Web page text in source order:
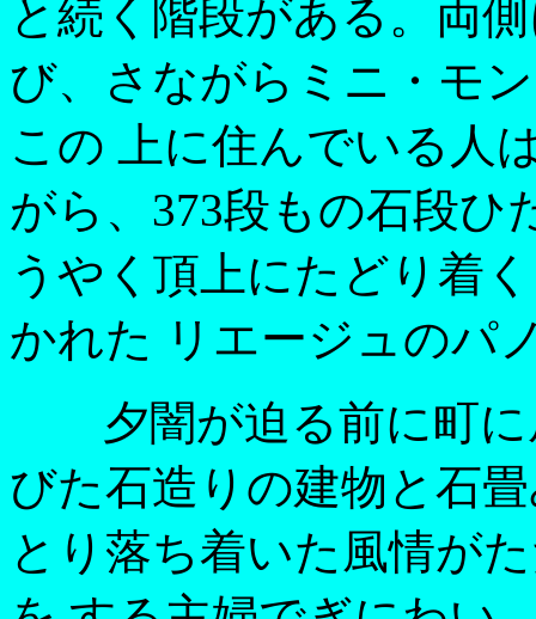
と続く階段がある。両
び、さながらミニ・モ
この 上に住んでいる人
がら、373段もの石段ひ
うやく頂上にたどり着
かれた リエージュのパ
夕闇が迫る前に町に
びた石造りの建物と石
とり落ち着いた風情が